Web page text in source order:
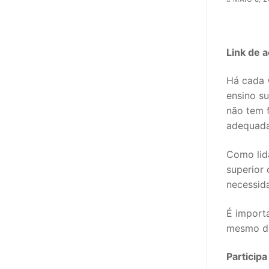
sindicalização
Legislação
Sectores
PRÉ-ESCOLAR
2º/3º CEB /
ENSINO
EDUCAÇÃO
ENSINO
Link de
Há cada
ensino
não tem
Como
superior
É
mesmo